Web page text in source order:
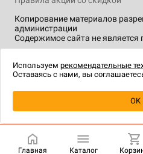
Купить
Копирование материалов
администрации
Содержимое сайта не является
технологии.
Главная Каталог
Используем рекомендательные
Оставаясь с нами, вы
OK